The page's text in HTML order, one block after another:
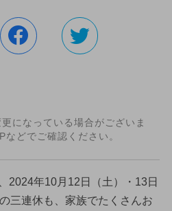
になっている場合がございま
どでご確認ください。
2024年10月12日（土）・13日
三連休も、家族でたくさんお